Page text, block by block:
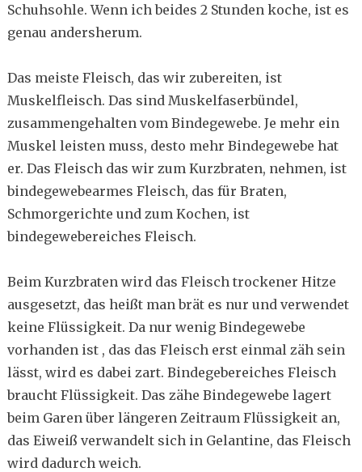
Schuhsohle. Wenn ich beides 2 Stunden koche, ist es
genau andersherum.
Das meiste Fleisch, das wir zubereiten, ist
Muskelfleisch. Das sind Muskelfaserbündel,
zusammengehalten vom Bindegewebe. Je mehr ein
Muskel leisten muss, desto mehr Bindegewebe hat
er. Das Fleisch das wir zum Kurzbraten, nehmen, ist
bindegewebearmes Fleisch, das für Braten,
Schmorgerichte und zum Kochen, ist
bindegewebereiches Fleisch.
Beim Kurzbraten wird das Fleisch trockener Hitze
ausgesetzt, das heißt man brät es nur und verwendet
keine Flüssigkeit. Da nur wenig Bindegewebe
vorhanden ist , das das Fleisch erst einmal zäh sein
lässt, wird es dabei zart. Bindegebereiches Fleisch
braucht Flüssigkeit. Das zähe Bindegewebe lagert
beim Garen über längeren Zeitraum Flüssigkeit an,
das Eiweiß verwandelt sich in Gelantine, das Fleisch
wird dadurch weich.